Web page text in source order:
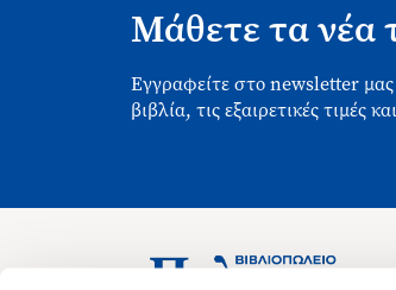
Μάθετε τα νέα
Εγγραφείτε στο newsletter
βιβλία, τις εξαιρετικές τιμές